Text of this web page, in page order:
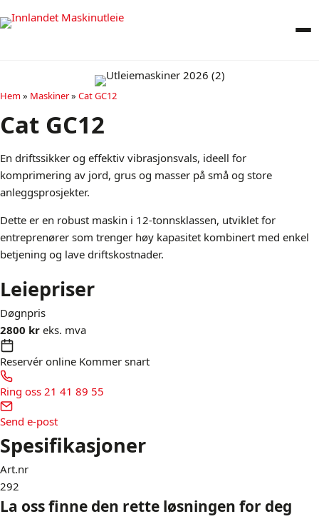
Hem» Maskiner» Cat GC12
Cat GC12
En driftssikker og effektiv vibrasjonsvals, ideell for
komprimering av jord, grus og masser på små og store
anleggsprosjekter.
Dette er en robust maskin i 12-tonnsklassen, utviklet for
entreprenører som trenger høy kapasitet kombinert med enkel
betjening og lave driftskostnader.
Leiepriser
Døgnpris
2800 kr eks. mva
Reservér online Kommer snart
Ring oss 21 41 89 55
Send e-post
Spesifikasjoner
Art.nr
292
La oss finne den rette løsningen for deg